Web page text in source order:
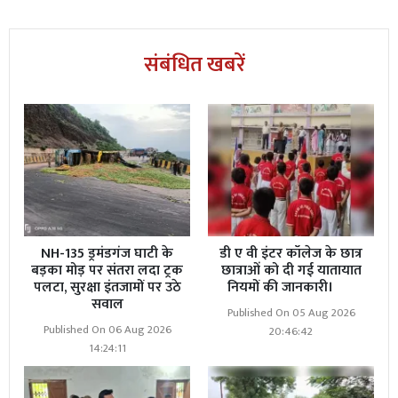
संबंधित खबरें
NH-135 ड्रमंडगंज घाटी के
बड़का मोड़ पर संतरा लदा ट्रक
पलटा, सुरक्षा इंतजामों पर उठे
सवाल
Published On 06 Aug 2026
14:24:11
डी ए वी इंटर कॉलेज के छात्र
छात्राओं को दी गई यातायात
नियमों की जानकारी।
Published On 05 Aug 2026
20:46:42